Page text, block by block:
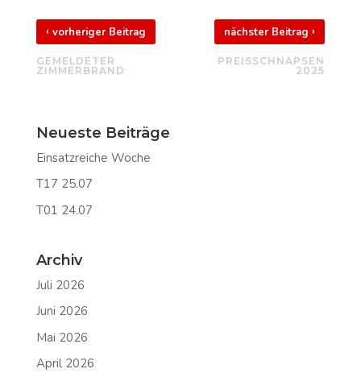
‹ vorheriger Beitrag
GEMELDETER
ZIMMERBRAND
nächster Beitrag›
PREISSCHNAPSEN
2025
Neueste Beiträge
Einsatzreiche Woche
T17 25.07
T01 24.07
Archiv
Juli 2026
Juni 2026
Mai 2026
April 2026